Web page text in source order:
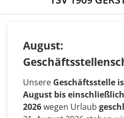
August:
Unsere Geschäftsstelle
August bis
2026wegen Urlaub